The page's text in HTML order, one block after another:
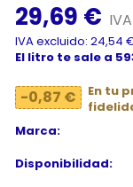
29,69 €
IVA excluido: 24,54
El litro te sale a
-0,87 €
En tu
Marca:
Disponibilidad: